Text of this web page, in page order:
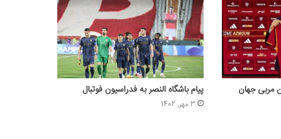
مربی جهان پیام باشگاه النصر به فدراسیون فوتبال
3 مهر, 1402